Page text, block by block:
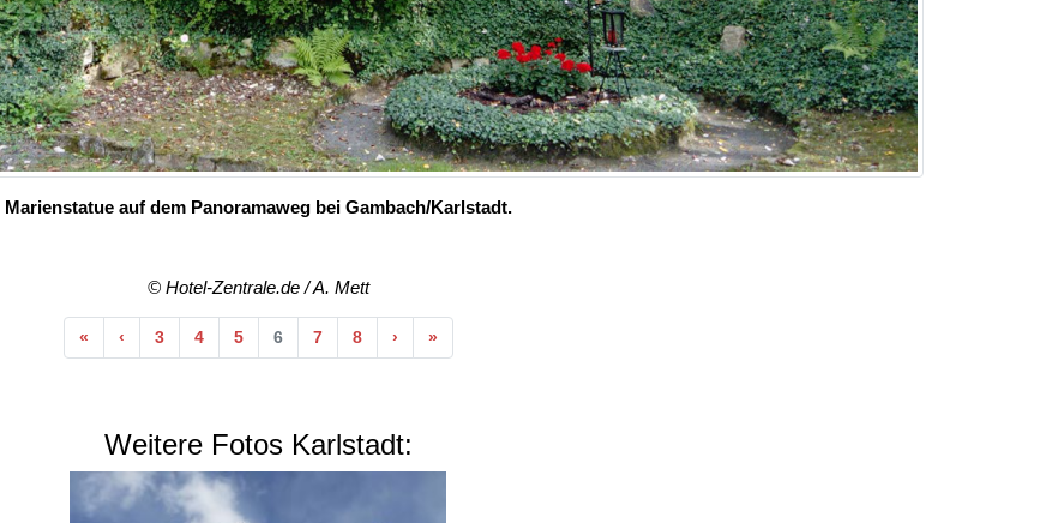
Marienstatue auf dem Panoramaweg bei Gambach/Karlstadt.
© Hotel-Zentrale.de / A. Mett
«Anfang
‹Vorherige
3 4 5 6 7 8 ›Nächste
»Ende
Weitere Fotos Karlstadt: